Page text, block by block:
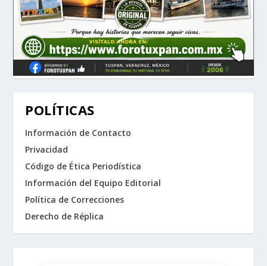
POLÍTICAS
Información de Contacto
Privacidad
Código de Ética Periodística
Información del Equipo Editorial
Política de Correcciones
Derecho de Réplica